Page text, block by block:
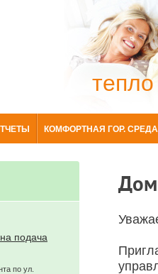
тепло
КОМФОРТНАЯ ГОР. СРЕДА
подача
по ул.